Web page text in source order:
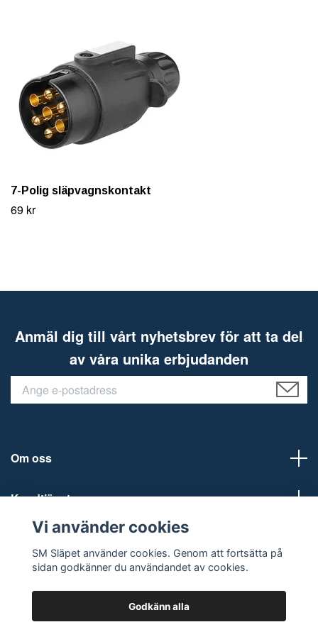
7-Polig släpvagnskontakt
69 kr
Anmäl dig till vårt nyhetsbrev för att ta del
av våra unika erbjudanden
Om oss
Kundtjänst
Sociala medier
Vi använder cookies
SM Släpet använder cookies. Genom att fortsätta på
sidan godkänner du användandet av cookies.
Godkänn alla